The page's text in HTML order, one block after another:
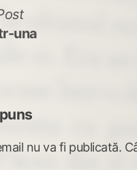
Previous
post:
una
nu va fi publicată.